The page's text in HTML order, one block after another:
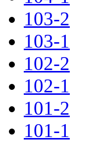
103-2
103-1
102-2
102-1
101-2
101-1